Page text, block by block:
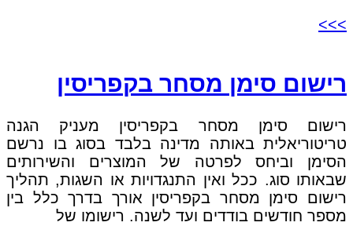
>>>
רישום סימן מסחר בקפריסין
רישום סימן מסחר בקפריסין מעניק הגנה
טריטוריאלית באותה מדינה בלבד בסוג בו נרשם
הסימן וביחס לפרטה של המוצרים והשירותים
שבאותו סוג. ככל ואין התנגדויות או השגות, תהליך
רישום סימן מסחר בקפריסין אורך בדרך כלל בין
מספר חודשים בודדים ועד לשנה. רישומו של